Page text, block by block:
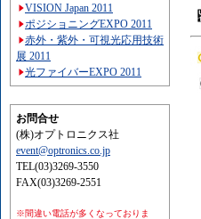
VISION Japan 2011
ポジショニングEXPO 2011
赤外・紫外・可視光応用技術
展 2011
光ファイバーEXPO 2011
お問合せ
(株)オプトロニクス社
event@optronics.co.jp
TEL(03)3269-3550
FAX(03)3269-2551
※間違い電話が多くなっておりま